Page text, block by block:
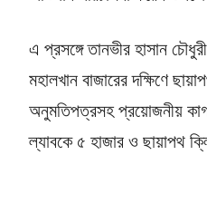
এ প্রসঙ্গে তানভীর হাসান
মহালখান বাজারের দক্ষিণে
অনুমতিপত্রসহ প্রয়োজনীয়
ল্যাবকে ৫ হাজার ও ছায়াপথ